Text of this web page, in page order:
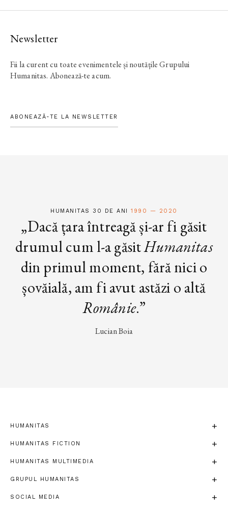
Newsletter
Fii la curent cu toate evenimentele și noutățile Grupului
Humanitas. Abonează-te acum.
ABONEAZĂ-TE LA NEWSLETTER
HUMANITAS 30 DE ANI1990 — 2020
„Dacă țara întreagă și-ar fi găsit
drumul cum l-a găsitHumanitas
din primul moment, fără nici o
șovăială, am fi avut astăzi o altă
Românie.”
Lucian Boia
HUMANITAS
HUMANITAS FICTION
HUMANITAS MULTIMEDIA
GRUPUL HUMANITAS
SOCIAL MEDIA